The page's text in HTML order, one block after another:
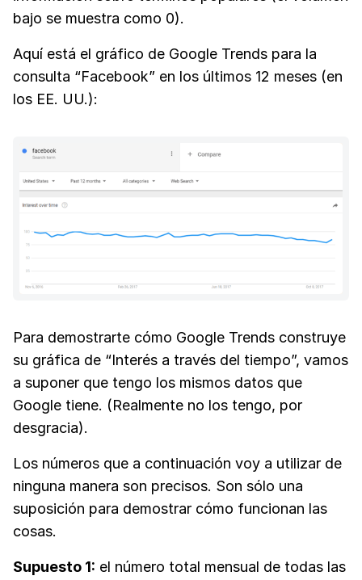
bajo se muestra como 0).
Aquí está el gráfico de Google Trends para la
consulta “Facebook” en los últimos 12 meses (en
los EE. UU.):
Para demostrarte cómo Google Trends construye
su gráfica de “Interés a través del tiempo”, vamos
a suponer que tengo los mismos datos que
Google tiene. (Realmente no los tengo, por
desgracia).
Los números que a continuación voy a utilizar de
ninguna manera son precisos. Son sólo una
suposición para demostrar cómo funcionan las
cosas.
Supuesto 1: el número total mensual de todas las